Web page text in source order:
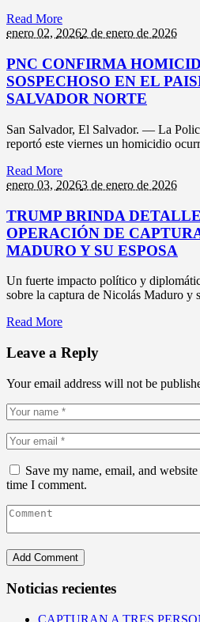
Read More
enero 02, 20262 de enero de 2026
PNC CONFIRMA
SOSPECHOSO EN EL
SALVADOR NORTE
San Salvador, El Salvador. — La
reportó este viernes un homicidio
Read More
enero 03, 20263 de enero de 2026
TRUMP BRINDA
OPERACIÓN DE
MADURO Y SU ESPOSA
Un fuerte impacto político y
sobre la captura de Nicolás Maduro y
Read More
Leave a Reply
Your email address will not be
Save my name, email, and
time I comment.
Noticias recientes